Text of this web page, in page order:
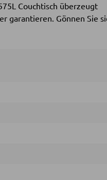
Couchtisch überzeugt
garantieren. Gönnen Sie